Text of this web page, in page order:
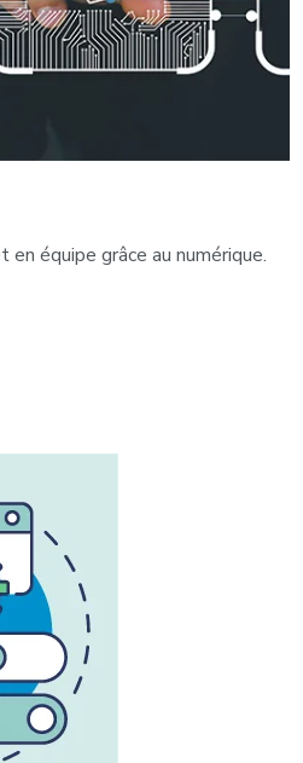
équipe grâce au numérique.